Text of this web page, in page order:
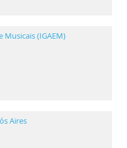
Musicais (IGAEM)
Aires